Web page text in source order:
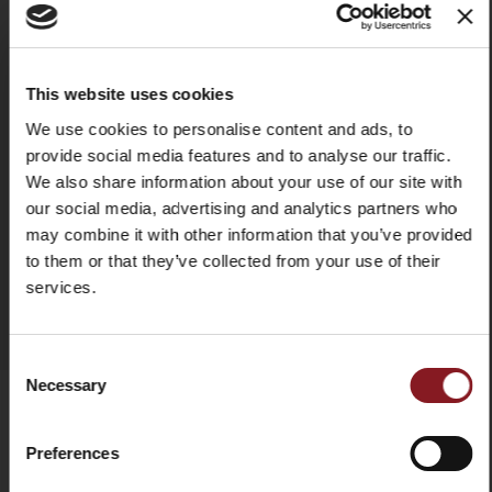
This website uses cookies
We use cookies to personalise content and ads, to
provide social media features and to analyse our traffic.
We also share information about your use of our site with
our social media, advertising and analytics partners who
may combine it with other information that you’ve provided
to them or that they’ve collected from your use of their
services.
Selection
Necessary
Preferences
Ampissimi spazi per la pulizia e vano raccogli sfridi
Guantiera in acciaio inox removibile e lavabile in
lavastovigliee
SICUREZZA
Anello di protezione totale della lama in alluminio
cromato
leva posizionato sotto la torre a garanzia della massima
Comandi ergonomici in alluminio anodizzato nero per
facilitare la presa e minimizzare lo sforzo dell'operatore
AGGIUNGI AL CONFRONTO
MANUALE
SCHEDA TECNICA
ISCRIVITI ALLA NOSTRA
e ottieni subito un codice sconto del